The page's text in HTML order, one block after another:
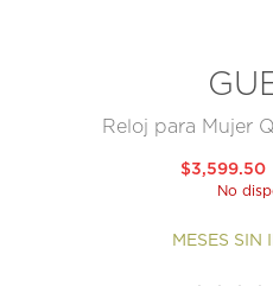
Reloj para Mujer
$3,599.50
No
MESES SIN